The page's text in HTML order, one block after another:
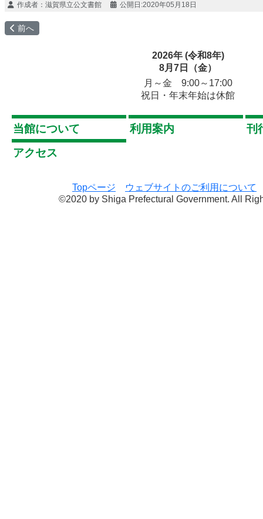
作成者： 滋賀県立公文書館 公開日:2020年05月18日
前の記事へ: ２ 滋賀県を襲った感染症
前へ
2026年 (令和8年)
8月7日（金）
月～金 9:00～17:00
祝日・年末年始は休館
当館について 利用案内
刊
アクセス
Topページ
ウェブサイトのご利用について
©2020 by Shiga Prefectural Government. All